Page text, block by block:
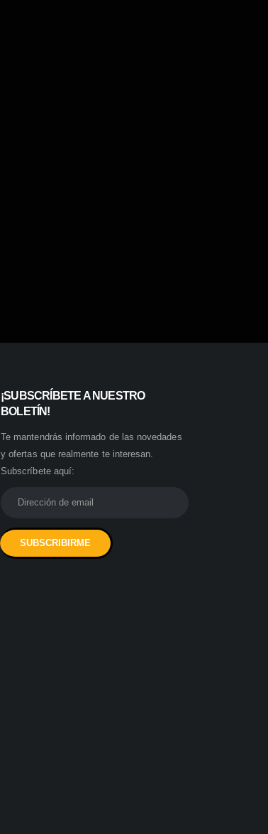
¡SUBSCRÍBETE A NUESTRO
BOLETÍN!
Te mantendrás informado de las novedades
y ofertas que realmente te interesan.
Subscríbete aquí: